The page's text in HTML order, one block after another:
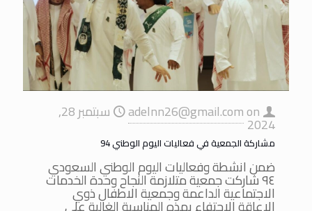
adelnn26@gmail.comon سبتمبر 28,
2024
مشاركة الجمعية في فعاليات اليوم الوطني 94
ضمن انشطة وفعاليات اليوم الوطني السعودي
٩٤ شاركت جمعية متلازمة النجاح وحدة الخدمات
الاجتماعية الداعمة وجمعية الاطفال ذوي